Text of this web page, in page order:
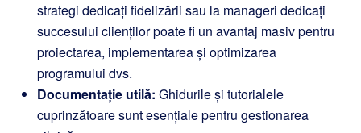
strategi dedicați fidelizării sau la manageri dedicați
succesului clienților poate fi un avantaj masiv pentru
proiectarea, implementarea și optimizarea
programului dvs.
Documentație utilă: Ghidurile și tutorialele
cuprinzătoare sunt esențiale pentru gestionarea